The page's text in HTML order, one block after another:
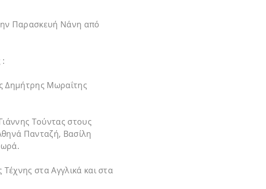
Παρασκευή Νάνη από
Δημήτρης Μωραΐτης
Τούντας στους
Πανταζή, Βασίλη
στα Αγγλικά και στα